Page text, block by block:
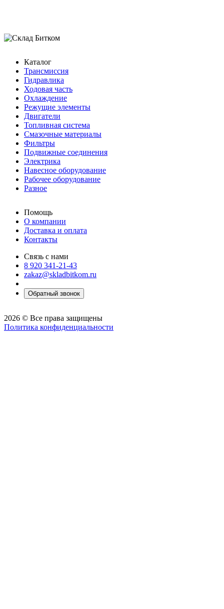
Каталог
Трансмиссия
Гидравлика
Ходовая часть
Охлаждение
Режущие элементы
Двигатели
Топливная система
Смазочные материалы
Фильтры
Подвижные соединения
Электрика
Навесное оборудование
Рабочее оборудование
Разное
Помощь
О компании
Доставка и оплата
Контакты
Связь с нами
8 920 341-21-43
zakaz@skladbitkom.ru
Обратный звонок
2026 © Все права защищены
Политика конфиденциальности